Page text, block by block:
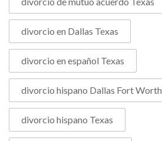
divorcio en Dallas Texas
divorcio en español Texas
divorcio hispano Dallas Fort Worth
divorcio hispano Texas